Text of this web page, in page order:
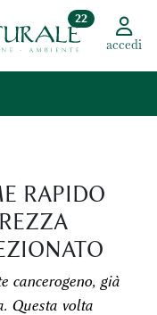
22
accedi
RAPIDO
cancerogeno, già
Questa volta